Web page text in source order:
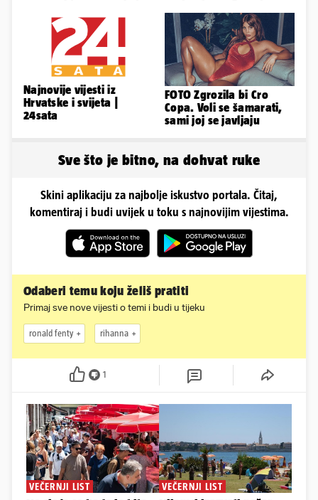
vjenčanje...
Najnovije vijesti iz
Hrvatske i svijeta |
24sata
FOTO Zgrozila bi Cro
Copa. Voli se šamarati,
sami joj se javljaju
Sve što je bitno, na dohvat ruke
Skini aplikaciju za najbolje iskustvo portala. Čitaj,
komentiraj i budi uvijek u toku s najnovijim vijestima.
Odaberi temu koju želiš pratiti
Primaj sve nove vijesti o temi i budi u tijeku
ronald fenty rihanna
1